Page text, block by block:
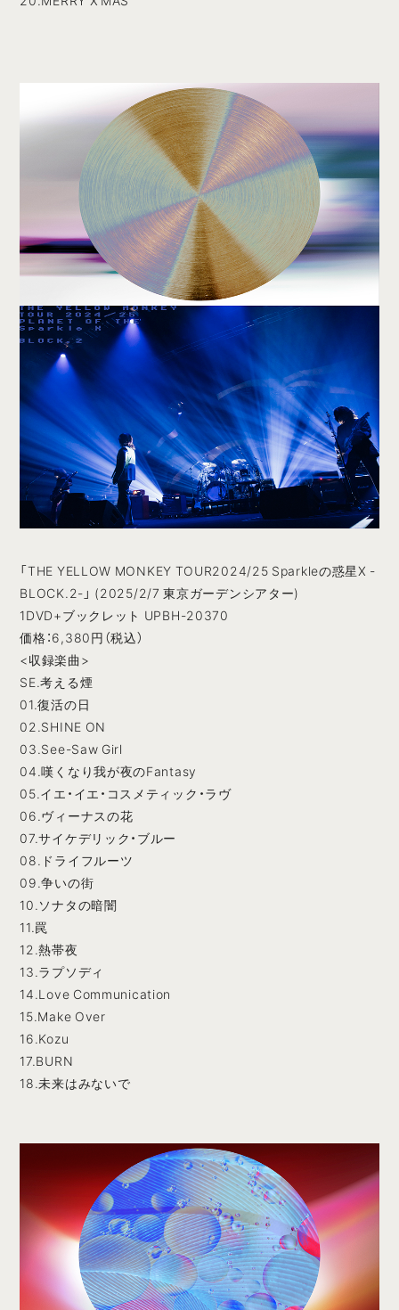
「THE YELLOW MONKEY TOUR2024/25 Sparkleの惑星X -
BLOCK.2-」 (2025/2/7 東京ガーデンシアター)
1DVD+ブックレット UPBH-20370
価格：6,380円（税込）
<収録楽曲>
SE.考える煙
01.復活の日
02.SHINE ON
03.See-Saw Girl
04.嘆くなり我が夜のFantasy
05.イエ・イエ・コスメティック・ラヴ
06.ヴィーナスの花
07.サイケデリック・ブルー
08.ドライフルーツ
09.争いの街
10.ソナタの暗闇
11.罠
12.熱帯夜
13.ラプソディ
14.Love Communication
15.Make Over
16.Kozu
17.BURN
18.未来はみないで